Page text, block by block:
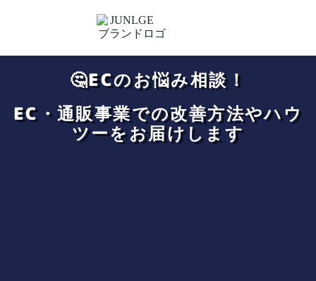
🤔ECのお悩み相談！
EC・通販事業での改善方法やハウ
ツーをお届けします